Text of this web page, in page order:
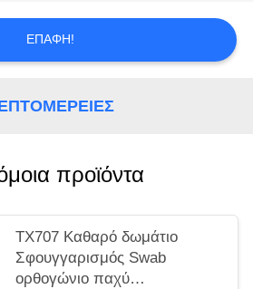
ΕΠΑΦΉ!
προϊόντα
TX707 Καθαρό δωμάτιο
Σφουγγαρισμός Swab
ορθογώνιο παχύ